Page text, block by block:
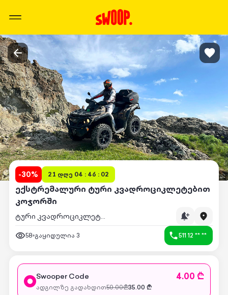
-30% 21 დღე 04 : 46 : 02
ექსტრემალური ტური კვადროციკლეტებით
კოჯორში
ტური კვადროციკლეტებით
58 გაყიდულია 3 511 12 ** **
Swooper Code 4.00 ₾
ადგილზე გადახდით50.00₾35.00 ₾